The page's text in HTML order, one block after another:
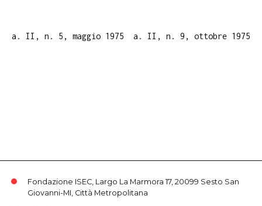
a. II, n. 5, maggio 1975 a. II, n. 9, ottobre 1975
Fondazione ISEC, Largo La Marmora 17, 20099 Sesto San
Giovanni-MI, Città Metropolitana